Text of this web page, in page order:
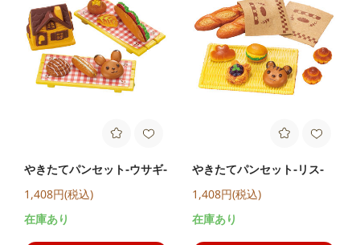
やきたてパンセット-ウサギ-
1,408円(税込)
在庫あり
やきたてパンセット-リス-
1,408円(税込)
在庫あり